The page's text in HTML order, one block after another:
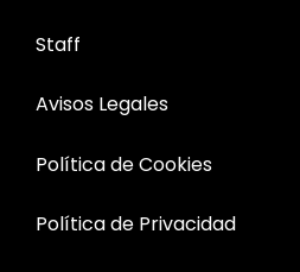
Staff
Avisos Legales
Política de Cookies
Política de Privacidad